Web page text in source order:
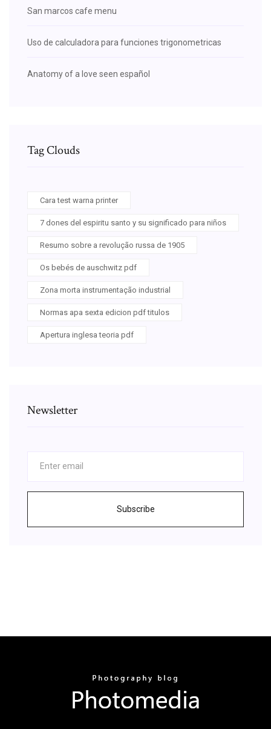
San marcos cafe menu
Uso de calculadora para funciones trigonometricas
Anatomy of a love seen español
Tag Clouds
Cara test warna printer
7 dones del espiritu santo y su significado para niños
Resumo sobre a revolução russa de 1905
Os bebés de auschwitz pdf
Zona morta instrumentação industrial
Normas apa sexta edicion pdf titulos
Apertura inglesa teoria pdf
Newsletter
Subscribe